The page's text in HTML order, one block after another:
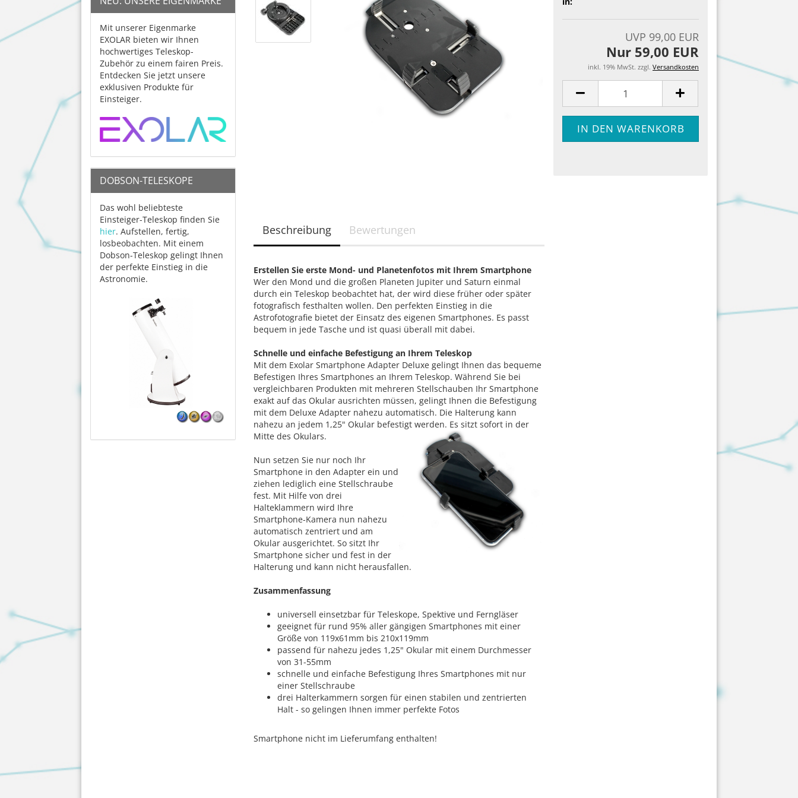
ab 35 mm
Brillen
Filterfolie in Fassung
Sonnenferngläser
UVP 99,00 EUR
Nur 59,00 EUR
inkl. 19% MwSt. zzgl. Versandkosten
Beschreibung Bewertungen
Erstellen Sie erste Mond- und Planetenfotos mit Ihrem Smartphone
Wer den Mond und die großen Planeten Jupiter und Saturn einmal
durch ein Teleskop beobachtet hat, der wird diese früher oder später
fotografisch festhalten wollen. Den perfekten Einstieg in die
Astrofotografie bietet der Einsatz des eigenen Smartphones. Es passt
bequem in jede Tasche und ist quasi überall mit dabei.
Schnelle und einfache Befestigung an Ihrem Teleskop
Mit dem Exolar Smartphone Adapter Deluxe gelingt Ihnen das bequeme
Befestigen Ihres Smartphones an Ihrem Teleskop. Während Sie bei
vergleichbaren Produkten mit mehreren Stellschauben Ihr Smartphone
exakt auf das Okular ausrichten müssen, gelingt Ihnen die Befestigung
mit dem Deluxe Adapter nahezu automatisch. Die Halterung kann
nahezu an jedem 1,25" Okular befestigt werden. Es sitzt sofort in der
Mitte des Okulars.
Nun setzen Sie nur noch Ihr
Smartphone in den Adapter ein und
ziehen lediglich eine Stellschraube
fest. Mit Hilfe von drei
Halteklammern wird Ihre
Smartphone-Kamera nun nahezu
automatisch zentriert und am
Okular ausgerichtet. So sitzt Ihr
Smartphone sicher und fest in der
Halterung und kann nicht herausfallen.
Zusammenfassung
universell einsetzbar für Teleskope, Spektive und Ferngläser
geeignet für rund 95% aller gängigen Smartphones mit einer
Größe von 119x61mm bis 210x119mm
passend für nahezu jedes 1,25" Okular mit einem Durchmesser
von 31-55mm
schnelle und einfache Befestigung Ihres Smartphones mit nur
einer Stellschraube
drei Halterkammern sorgen für einen stabilen und zentrierten
Halt - so gelingen Ihnen immer perfekte Fotos
Smartphone nicht im Lieferumfang enthalten!
Mit unserer Eigenmarke
EXOLAR bieten wir Ihnen
hochwertiges Teleskop-
Zubehör zu einem fairen Preis.
Entdecken Sie jetzt unsere
exklusiven Produkte für
Einsteiger.
DOBSON-TELESKOPE
Das wohl beliebteste
Einsteiger-Teleskop finden Sie
hier. Aufstellen, fertig,
losbeobachten. Mit einem
Dobson-Teleskop gelingt Ihnen
der perfekte Einstieg in die
Astronomie.